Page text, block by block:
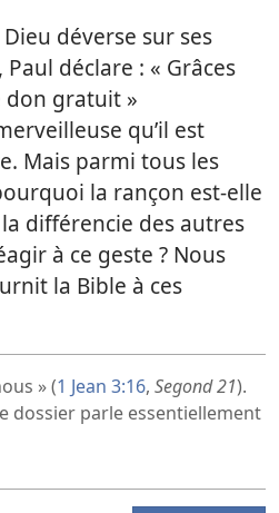
déverse sur ses
déclare : « Grâces
don gratuit »
qu’il est
Mais parmi tous les
la rançon est-​elle
différencie des autres
à ce geste ? Nous
la Bible à ces
» (1 Jean 3:16, Segond 21).
dossier parle essentiellement